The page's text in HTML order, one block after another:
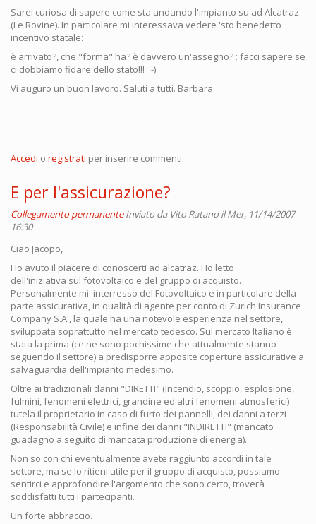
Sarei curiosa di sapere come sta andando l'impianto su ad Alcatraz
(Le Rovine). In particolare mi interessava vedere 'sto benedetto
incentivo statale:
è arrivato?, che "forma" ha? è davvero un'assegno? : facci sapere se
ci dobbiamo fidare dello stato!!! :-)
Vi auguro un buon lavoro. Saluti a tutti. Barbara.
Accedi o registrati per inserire commenti.
E per l'assicurazione?
Collegamento permanente Inviato da Vito Ratano il Mer, 11/14/2007 -
16:30
Ciao Jacopo,
Ho avuto il piacere di conoscerti ad alcatraz. Ho letto
dell'iniziativa sul fotovoltaico e del gruppo di acquisto.
Personalmente mi interresso del Fotovoltaico e in particolare della
parte assicurativa, in qualità di agente per conto di Zurich Insurance
Company S.A., la quale ha una notevole esperienza nel settore,
sviluppata soprattutto nel mercato tedesco. Sul mercato Italiano è
stata la prima (ce ne sono pochissime che attualmente stanno
seguendo il settore) a predisporre apposite coperture assicurative a
salvaguardia dell'impianto medesimo.
Oltre ai tradizionali danni "DIRETTI" (Incendio, scoppio, esplosione,
fulmini, fenomeni elettrici, grandine ed altri fenomeni atmosferici)
tutela il proprietario in caso di furto dei pannelli, dei danni a terzi
(Responsabilità Civile) e infine dei danni "INDIRETTI" (mancato
guadagno a seguito di mancata produzione di energia).
Non so con chi eventualmente avete raggiunto accordi in tale
settore, ma se lo ritieni utile per il gruppo di acquisto, possiamo
sentirci e approfondire l'argomento che sono certo, troverà
soddisfatti tutti i partecipanti.
Un forte abbraccio.